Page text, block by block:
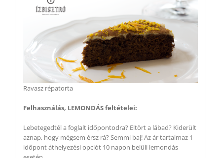
Ravasz répatorta
Felhasználás, LEMONDÁS feltételei:
Lebetegedtél a foglalt időpontodra? Eltört a lábad? Kiderült
aznap, hogy mégsem érsz rá? Semmi baj! Az ár tartalmaz 1
időpont áthelyezési opciót 10 napon belüli lemondás